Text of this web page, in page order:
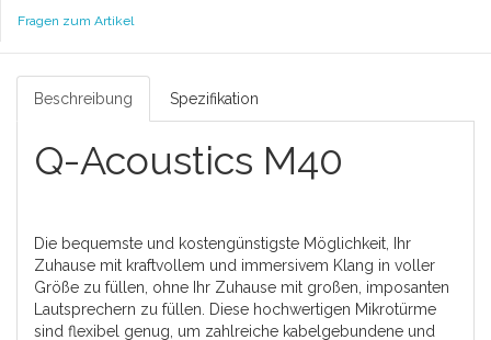
Fragen zum Artikel
Beschreibung Spezifikation
Q-Acoustics M40
Die bequemste und kostengünstigste Möglichkeit, Ihr
Zuhause mit kraftvollem und immersivem Klang in voller
Größe zu füllen, ohne Ihr Zuhause mit großen, imposanten
Lautsprechern zu füllen. Diese hochwertigen Mikrotürme
sind flexibel genug, um zahlreiche kabelgebundene und